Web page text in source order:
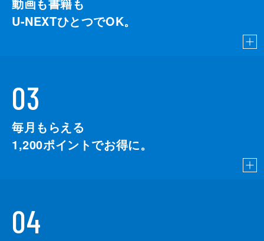
U-NEXTひとつでOK。
03
毎月もらえる
1,200ポイントでお得に。
04